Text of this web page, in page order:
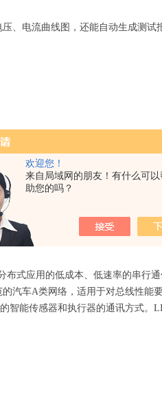
欢迎您！
来自局域网的朋友！有什么可以
助您的吗？
、电流曲线图，还能自动生成测试
式应用的低成本、低速率的串行
汽车A类网络，适用于对总线性
智能传感器和执行器的通讯方式。